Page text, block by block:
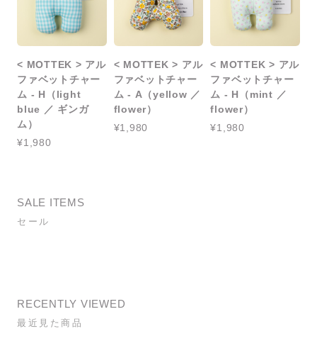
< MOTTEK > アル
ファベットチャー
ム - H（light
blue ／ ギンガ
ム）
¥1,980
< MOTTEK > アル
ファベットチャー
ム - A（yellow ／
flower）
¥1,980
< MOTTEK > アル
ファベットチャー
ム - H（mint ／
flower）
¥1,980
SALE ITEMS
セール
RECENTLY VIEWED
最近見た商品